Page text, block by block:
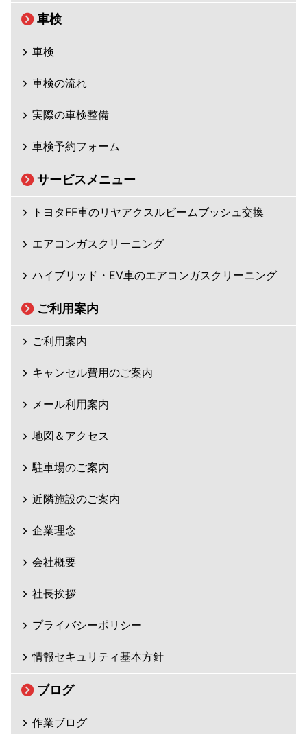
車検
車検
車検の流れ
実際の車検整備
車検予約フォーム
サービスメニュー
トヨタFF車のリヤアクスルビームブッシュ交換
エアコンガスクリーニング
ハイブリッド・EV車のエアコンガスクリーニング
ご利用案内
ご利用案内
キャンセル費用のご案内
メール利用案内
地図＆アクセス
駐車場のご案内
近隣施設のご案内
企業理念
会社概要
社長挨拶
プライバシーポリシー
情報セキュリティ基本方針
ブログ
作業ブログ